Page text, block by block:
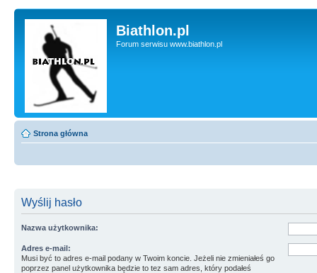
Biathlon.pl
Forum serwisu www.biathlon.pl
Strona główna
Wyślij hasło
Nazwa użytkownika:
Adres e-mail:
Musi być to adres e-mail podany w Twoim koncie. Jeżeli nie zmieniałeś go
poprzez panel użytkownika będzie to tez sam adres, który podałeś